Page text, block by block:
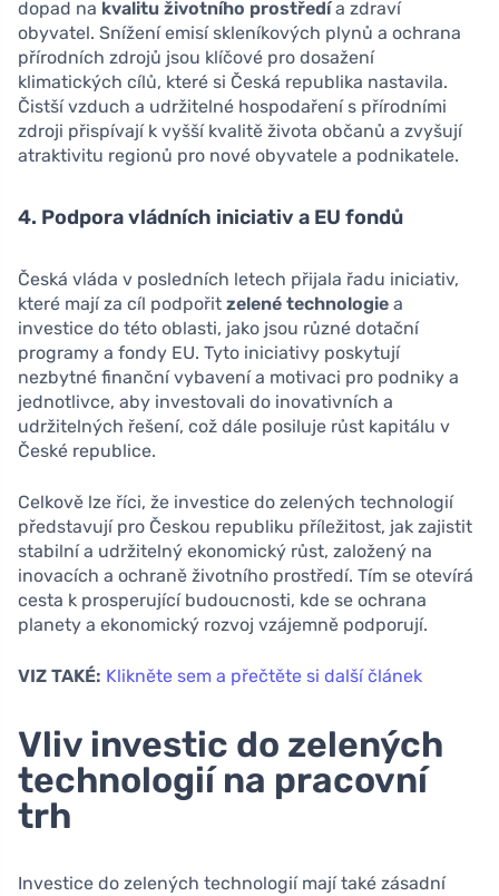
dopad na kvalitu životního prostředía zdraví
obyvatel. Snížení emisí skleníkových plynů a ochrana
přírodních zdrojů jsou klíčové pro dosažení
klimatických cílů, které si Česká republika nastavila.
Čistší vzduch a udržitelné hospodaření s přírodními
zdroji přispívají k vyšší kvalitě života občanů a zvyšují
atraktivitu regionů pro nové obyvatele a podnikatele.
4. Podpora vládních iniciativ a EU fondů
Česká vláda v posledních letech přijala řadu iniciativ,
které mají za cíl podpořit zelené technologie a
investice do této oblasti, jako jsou různé dotační
programy a fondy EU. Tyto iniciativy poskytují
nezbytné finanční vybavení a motivaci pro podniky a
jednotlivce, aby investovali do inovativních a
udržitelných řešení, což dále posiluje růst kapitálu v
České republice.
Celkově lze říci, že investice do zelených technologií
představují pro Českou republiku příležitost, jak zajistit
stabilní a udržitelný ekonomický růst, založený na
inovacích a ochraně životního prostředí. Tím se otevírá
cesta k prosperující budoucnosti, kde se ochrana
planety a ekonomický rozvoj vzájemně podporují.
VIZ TAKÉ: Klikněte sem a přečtěte si další článek
Vliv investic do zelených
technologií na pracovní
trh
Investice do zelených technologií mají také zásadní